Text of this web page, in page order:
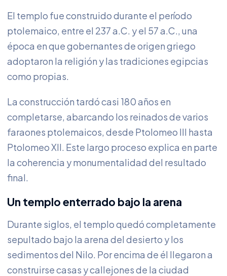
El templo fue construido durante el período
ptolemaico, entre el 237 a.C. y el 57 a.C., una
época en que gobernantes de origen griego
adoptaron la religión y las tradiciones egipcias
como propias.
La construcción tardó casi 180 años en
completarse, abarcando los reinados de varios
faraones ptolemaicos, desde Ptolomeo III hasta
Ptolomeo XII. Este largo proceso explica en parte
la coherencia y monumentalidad del resultado
final.
Un templo enterrado bajo la arena
Durante siglos, el templo quedó completamente
sepultado bajo la arena del desierto y los
sedimentos del Nilo. Por encima de él llegaron a
construirse casas y callejones de la ciudad